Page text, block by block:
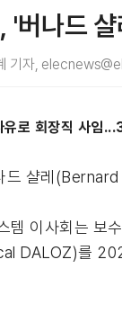
'버나드
기자,
유로 회장직 사임
드 샬레
템 이사회는
DALOZ)를